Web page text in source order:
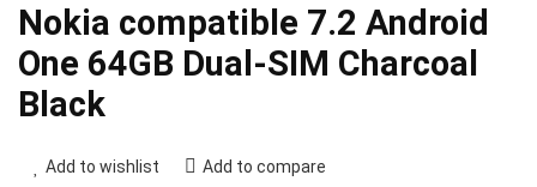
Nokia compatible 7.2 Android
One 64GB Dual-SIM Charcoal
Black
Add to wishlist Add to compare